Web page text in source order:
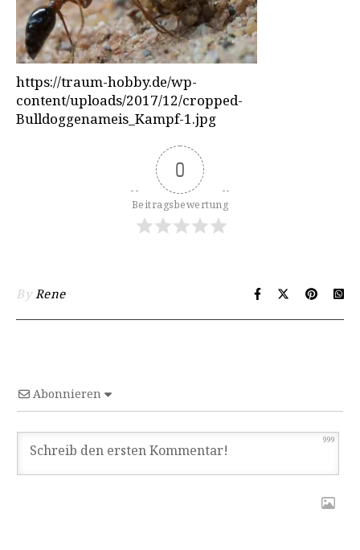
https://traum-hobby.de/wp-
content/uploads/2017/12/cropped-
Bulldoggenameis_Kampf-1.jpg
0
Beitragsbewertung
ByRene
Abonnieren
999